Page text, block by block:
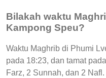
Bilakah waktu
Kampong Speu?
Waktu Maghrib di Phumi
pada 18:23, dan tamat
Farz, 2 Sunnah, dan 2 Nafl.